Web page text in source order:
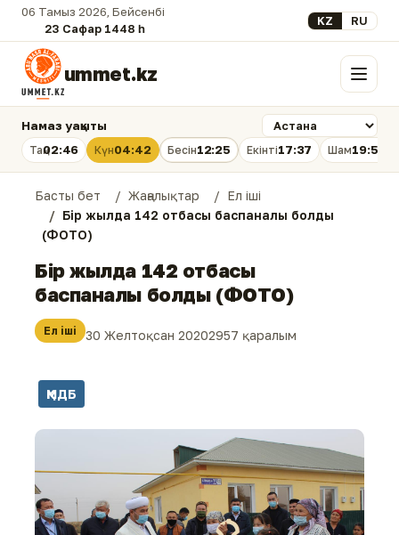
06 Тамыз 2026, Бейсенбі
23 Сафар 1448 һ.
Select your
KZ RU
ummet.kz Мәзір
Намаз уақыты
Таң02:46 Күн04:42 Бесін12:25 Екінті17:37 Шам19:58
Басты бет Жаңалықтар
Ел іші
Бір жылда 142 отбасы баспаналы болды
(ФОТО)
Бір жылда 142 отбасы
баспаналы болды (ФОТО)
Ел іші 30 Желтоқсан 20202957 қаралым
ҚМДБ